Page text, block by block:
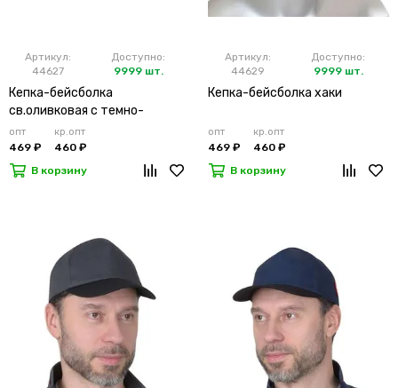
Артикул:
44627
Доступно:
9999 шт.
Кепка-бейсболка
св.оливковая с темно-
оливковым козырьком
(тк.PANACOTTA)
опт
469 ₽
кр.опт
460 ₽
В корзину
Артикул:
44629
Доступно:
9999 шт.
Кепка-бейсболка хаки
опт
469 ₽
кр.опт
460 ₽
В корзину